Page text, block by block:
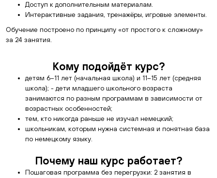
Доступ к дополнительным материалам.
Интерактивные задания, тренажёры, игровые элементы.
Обучение построено по принципу «от простого к сложному»
за 24 занятия.
Кому подойдёт курс?
детям 6–11 лет (начальная школа) и 11–15 лет (средняя
школа); - дети младшего школьного возраста
занимаются по разным программам в зависимости от
возрастных особенностей;
тем, кто никогда раньше не изучал немецкий;
школьникам, которым нужна системная и понятная база
по немецкому языку.
Почему наш курс работает?
Пошаговая программа без перегрузки: 2 занятия в